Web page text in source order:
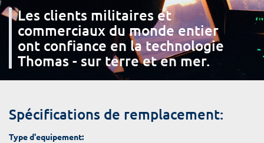
Les clients militaires et
commerciaux du monde entier
ont confiance en la technologie
Thomas - sur terre et en mer.
Spécifications de remplacement:
Type d'equipement: